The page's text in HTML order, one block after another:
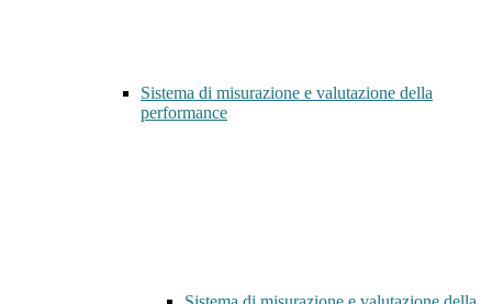
Sistema di misurazione e valutazione della
performance